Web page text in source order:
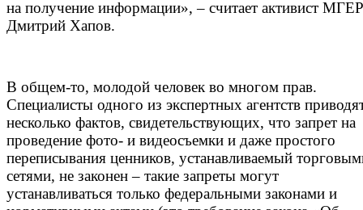
на получение информации», – считает активист МГЕР
Дмитрий Хапов.
В общем-то, молодой человек во многом прав.
Специалисты одного из экспертных агентств
несколько фактов, свидетельствующих, что запрет на
проведение фото- и видеосъемки и даже простого
переписывания ценников, устанавливаемый
сетями, не законен – такие запреты могут
устанавливаться только федеральными законами и